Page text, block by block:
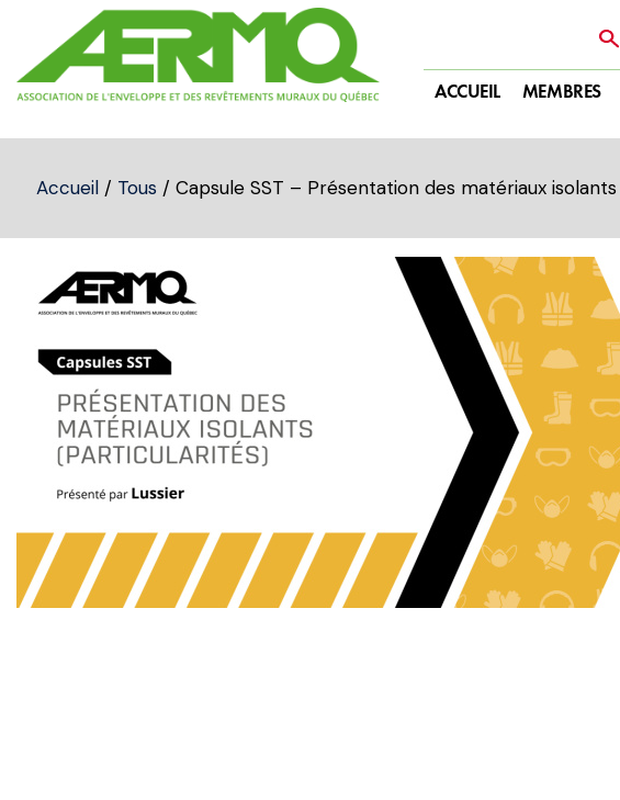
content
ACCUEIL MEMBRES
Accueil / Tous / Capsule SST – Présentation des matériaux